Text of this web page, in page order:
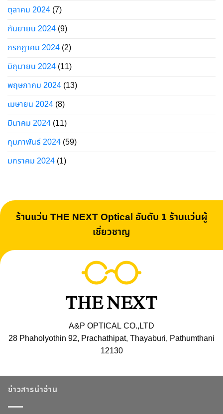
ตุลาคม 2024 (7)
กันยายน 2024 (9)
กรกฎาคม 2024 (2)
มิถุนายน 2024 (11)
พฤษภาคม 2024 (13)
เมษายน 2024 (8)
มีนาคม 2024 (11)
กุมภาพันธ์ 2024 (59)
มกราคม 2024 (1)
ร้านแว่น THE NEXT Optical อันดับ 1 ร้านแว่นผู้
เชี่ยวชาญ
A&P OPTICAL CO.,LTD
28 Phaholyothin 92, Prachathipat, Thayaburi, Pathumthani
12130
ข่าวสารน่าอ่าน